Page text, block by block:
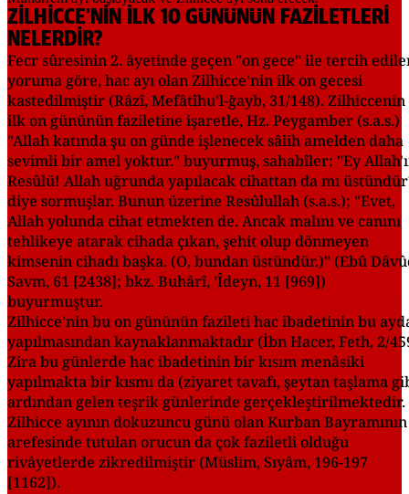
ZİLHİCCE'NİN İLK 10 GÜNÜNÜN FAZİLETLERİ
NELERDİR?
Fecr sûresinin 2. âyetinde geçen "on gece" ile tercih
yoruma göre, hac ayı olan Zilhicce'nin ilk on gecesi
kastedilmiştir (Râzî, Mefâtîhu'l-ğayb, 31/148). Zilhiccenin
ilk on gününün faziletine işaretle, Hz. Peygamber (s.a.s.)
"Allah katında şu on günde işlenecek sâlih amelden daha
sevimli bir amel yoktur." buyurmuş, sahabîler: "Ey
Resûlü! Allah uğrunda yapılacak cihattan da mı
diye sormuşlar. Bunun üzerine Resûlullah (s.a.s.); "Evet,
Allah yolunda cihat etmekten de. Ancak malını ve canını
tehlikeye atarak cihada çıkan, şehit olup dönmeyen
kimsenin cihadı başka. (O, bundan üstündür.)" (Ebû
Savm, 61 [2438]; bkz. Buhârî, ʽÎdeyn, 11 [969])
buyurmuştur.
Zilhicce'nin bu on gününün fazileti hac ibadetinin bu
yapılmasından kaynaklanmaktadır (İbn Hacer, Feth, 2/
Zira bu günlerde hac ibadetinin bir kısım menâsiki
yapılmakta bir kısmı da (ziyaret tavafı, şeytan taşlama
ardından gelen teşrik günlerinde gerçekleştirilmektedir.
Zilhicce ayının dokuzuncu günü olan Kurban Bayramının
arefesinde tutulan orucun da çok faziletli olduğu
rivâyetlerde zikredilmiştir (Müslim, Sıyâm, 196-197
[1162]).